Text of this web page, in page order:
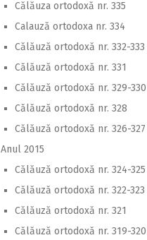
Călăuza ortodoxă nr. 335
Calauză ortodoxa nr. 334
Călăuză ortodoxă nr. 332-333
Călăuză ortodoxă nr. 331
Călăuză ortodoxă nr. 329-330
Călăuză ortodoxă nr. 328
Călăuză ortodoxă nr. 326-327
Anul 2015
Călăuză ortodoxă nr. 324-325
Călăuză ortodoxă nr. 322-323
Călăuză ortodoxă nr. 321
Călăuză ortodoxă nr. 319-320